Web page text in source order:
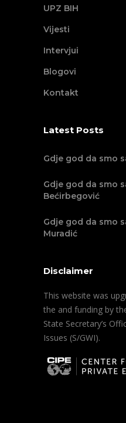
UPZ BIH
Vijesti
Intervjui
Blogovi
Kontakt
Latest Posts
Gdje god da smo
Gdje god da smo
Bećirbegović
Gdje god da smo
Muradić
Disclaimer
This website was
the and funding by
State Secretary’s
Issues (S/GWI).